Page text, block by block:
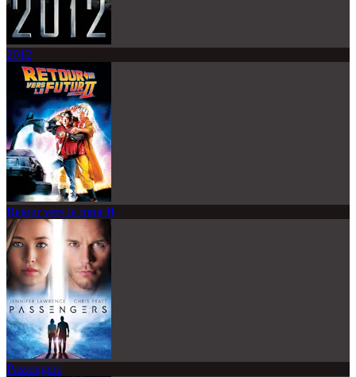
2012
Retour vers le futur II
Passengers